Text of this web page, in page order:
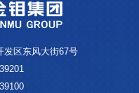
发区东风大街67号